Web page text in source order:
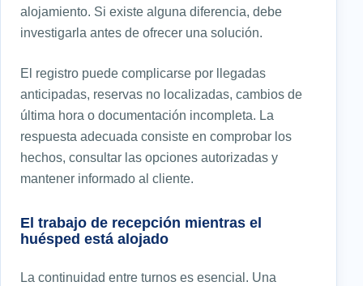
alojamiento. Si existe alguna diferencia, debe
investigarla antes de ofrecer una solución.
El registro puede complicarse por llegadas
anticipadas, reservas no localizadas, cambios de
última hora o documentación incompleta. La
respuesta adecuada consiste en comprobar los
hechos, consultar las opciones autorizadas y
mantener informado al cliente.
El trabajo de recepción mientras el
huésped está alojado
La continuidad entre turnos es esencial. Una